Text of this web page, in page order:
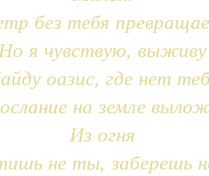
без тебя
я чувствую, выживу
оазис, где нет
на земле
Из огня
не ты, заберешь